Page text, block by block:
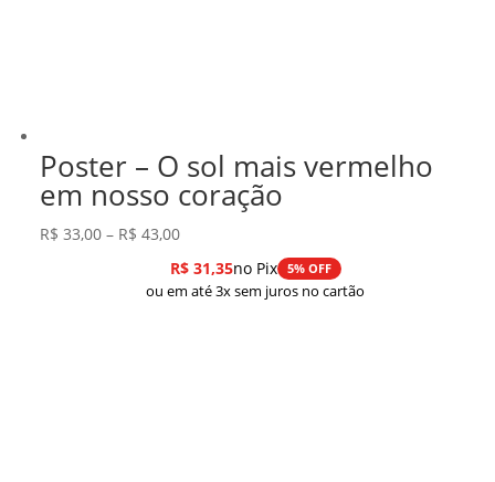
Poster – O sol mais vermelho
em nosso coração
R$ 33,00 – R$ 43,00Faixa
de
preço:
R$31,35no Pix 5% OFF
ou em até 3x sem juros no cartão